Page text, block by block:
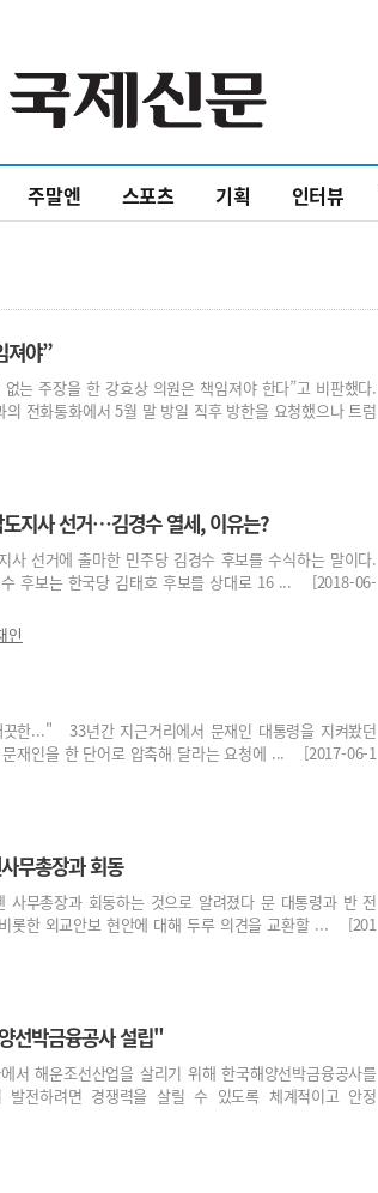
주말엔 스포츠 기획 인터뷰
져야”
는 주장을 한 강효상 의원은 책임져야 한다”고 비판했다.
전화통화에서 5월 말 방일 직후 방한을 요청했으나 트럼
지사 선거…김경수 열세, 이유는?
사 선거에 출마한 민주당 김경수 후보를 수식하는 말이다.
수 후보는 한국당 김태호 후보를 상대로 16 ... [2018-06-
인
한..." 33년간 지근거리에서 문재인 대통령을 지켜봤던
문재인을 한 단어로 압축해 달라는 요청에 ... [2017-06-1
무총장과 회동
무총장과 회동하는 것으로 알려졌다 문 대통령과 반 전
롯한 외교안보 현안에 대해 두루 의견을 교환할 ... [201
선박금융공사 설립"
서 해운조선산업을 살리기 위해 한국해양선박금융공사를
발전하려면 경쟁력을 살릴 수 있도록 체계적이고 안정